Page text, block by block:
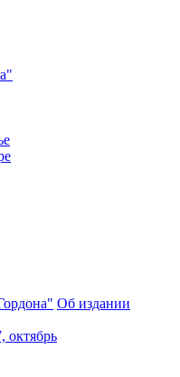
Об издании
октябрь